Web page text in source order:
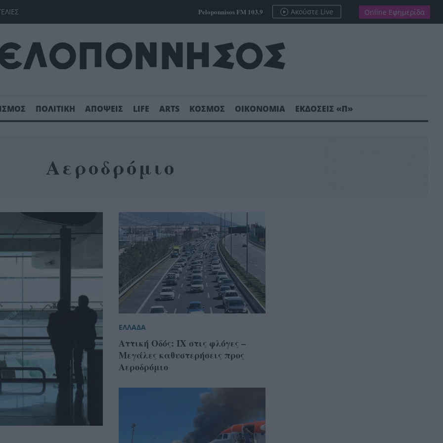
Peloponnisos FM 103.9 Ακούστε Live Online Εφημερίδα
ΠΟΛΙΤΙΚΗ ΑΠΟΨΕΙΣ LIFE ARTS ΚΟΣΜΟΣ ΟΙΚΟΝΟΜΙΑ ΕΚΔΟΣΕΙΣ «Π»
Αεροδρόμιο
ΕΛΛΑΔΑ
Αττική Οδός: ΙΧ στις φλόγες –
Μεγάλες καθυστερήσεις προς
Αεροδρόμιο